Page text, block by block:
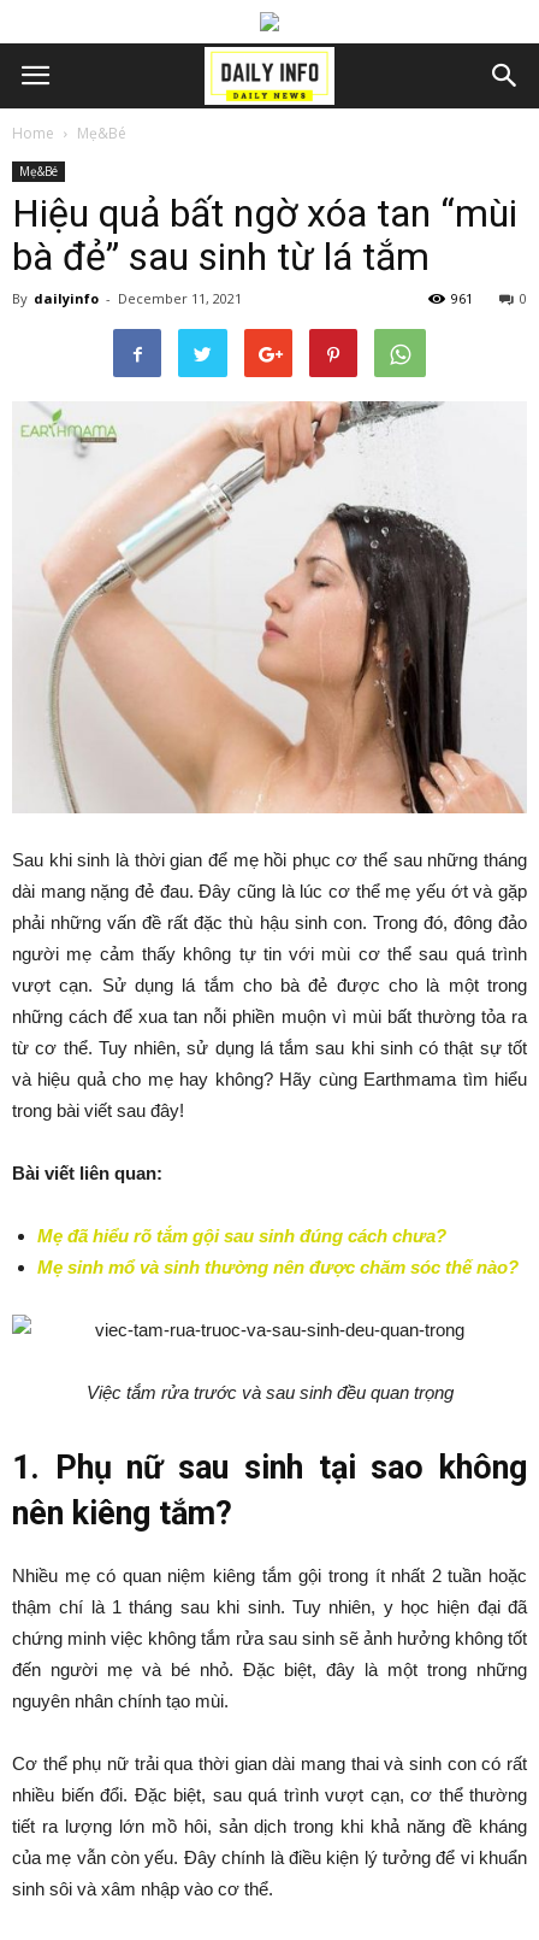
Home Mẹ&Bé
Mẹ&Bé
Hiệu quả bất ngờ xóa tan “mùi
bà đẻ” sau sinh từ lá tắm
By dailyinfo - December 11, 2021 0
961
Sau khi sinh là thời gian để mẹ hồi phục cơ thể sau những tháng
dài mang nặng đẻ đau. Đây cũng là lúc cơ thể mẹ yếu ớt và gặp
phải những vấn đề rất đặc thù hậu sinh con. Trong đó, đông đảo
người mẹ cảm thấy không tự tin với mùi cơ thể sau quá trình
vượt cạn. Sử dụng lá tắm cho bà đẻ được cho là một trong
những cách để xua tan nỗi phiền muộn vì mùi bất thường tỏa ra
từ cơ thể. Tuy nhiên, sử dụng lá tắm sau khi sinh có thật sự tốt
và hiệu quả cho mẹ hay không? Hãy cùng Earthmama tìm hiểu
trong bài viết sau đây!
Bài viết liên quan:
Mẹ đã hiểu rõ tắm gội sau sinh đúng cách chưa?
Mẹ sinh mổ và sinh thường nên được chăm sóc thế nào?
Việc tắm rửa trước và sau sinh đều quan trọng
1. Phụ nữ sau sinh tại sao không
nên kiêng tắm?
Nhiều mẹ có quan niệm kiêng tắm gội trong ít nhất 2 tuần hoặc
thậm chí là 1 tháng sau khi sinh. Tuy nhiên, y học hiện đại đã
chứng minh việc không tắm rửa sau sinh sẽ ảnh hưởng không tốt
đến người mẹ và bé nhỏ. Đặc biệt, đây là một trong những
nguyên nhân chính tạo mùi.
Cơ thể phụ nữ trải qua thời gian dài mang thai và sinh con có rất
nhiều biến đổi. Đặc biệt, sau quá trình vượt cạn, cơ thể thường
tiết ra lượng lớn mồ hôi, sản dịch trong khi khả năng đề kháng
của mẹ vẫn còn yếu. Đây chính là điều kiện lý tưởng để vi khuẩn
sinh sôi và xâm nhập vào cơ thể.